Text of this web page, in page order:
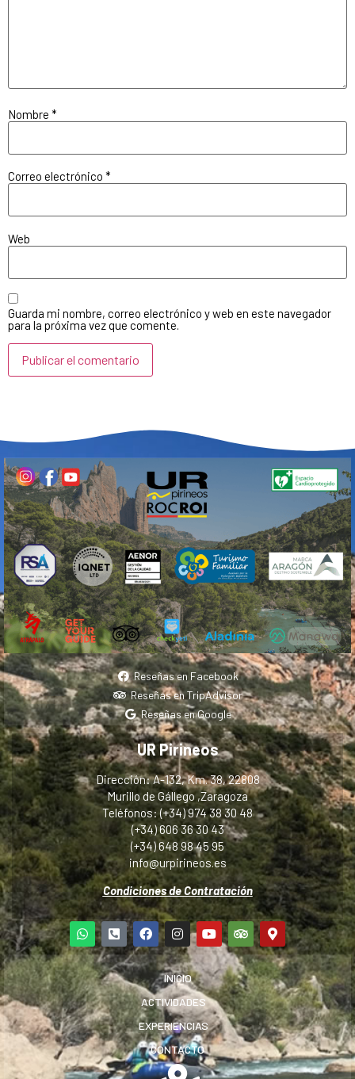
Nombre *
Correo electrónico *
Web
Guarda mi nombre, correo electrónico y web en este navegador
para la próxima vez que comente.
Reseñas en Facebook
Reseñas en TripAdvisor
Reseñas en Google
UR Pirineos
Dirección: A-132, Km. 38, 22808
Murillo de Gállego ,Zaragoza
Teléfonos: (+34) 974 38 30 48
(+34) 606 36 30 43
(+34) 648 98 45 95
info@urpirineos.es
Condiciones de Contratación
INICIO
ACTIVIDADES
EXPERIENCIAS
CONTACTO